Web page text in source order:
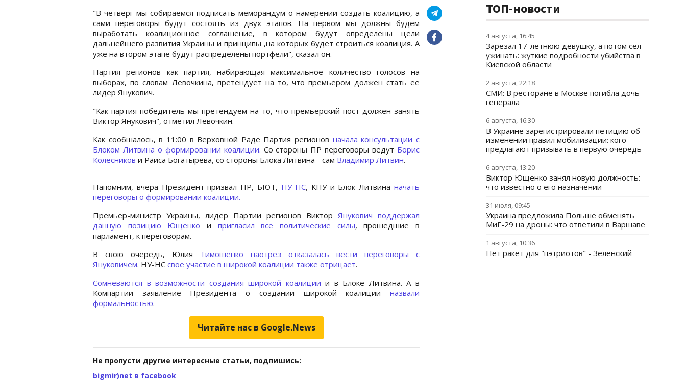
"В четверг мы собираемся подписать меморандум о намерении создать коалицию, а
сами переговоры будут состоять из двух этапов. На первом мы должны будем
выработать коалиционное соглашение, в котором будут определены цели
дальнейшего развития Украины и принципы ,на которых будет строиться коалиция. А
уже на втором этапе будут распределены портфели", сказал он.
Партия регионов как партия, набирающая максимальное количество голосов на
выборах, по словам Левочкина, претендует на то, что премьером должен стать ее
лидер Янукович.
"Как партия-победитель мы претендуем на то, что премьерский пост должен занять
Виктор Янукович", отметил Левочкин.
Как сообшалось, в 11:00 в Верховной Раде Партия регионов начала консультации с
Блоком Литвина о формировании коалиции. Со стороны ПР переговоры ведут Борис
Колесников и Раиса Богатырева, со стороны Блока Литвина - сам Владимир Литвин.
Напомним, вчера Президент призвал ПР, БЮТ, НУ-НС, КПУ и Блок Литвинаначать
переговоры о формировании коалиции.
Премьер-министр Украины, лидер Партии регионов Виктор Янукoвич поддержал
данную позицию Ющeнко и пригласил все политические силы, прошедшие в
парламент, к переговорам.
В свою очередь, Юлия Тимoшенко наотрез отказалась вести переговоры с
Януковичeм. НУ-НС свое участие в широкой коалиции также отрицает.
Сомневаются в возможности создания широкой коалиции и в Блоке Литвина. А в
Компартии заявление Президента о создании широкой коалиции назвали
формальностью.
Читайте нас в Google.News
Не пропусти другие интересные статьи, подпишись:
bigmir)net в facebook
ТОП-новости
4 августа, 16:45
Зарезал 17-летнюю девушку, а потом сел
ужинать: жуткие подробности убийства в
Киевской области
2 августа, 22:18
СМИ: В ресторане в Москве погибла дочь
генерала
6 августа, 16:30
В Украине зарегистрировали петицию об
изменении правил мобилизации: кого
предлагают призывать в первую очередь
6 августа, 13:20
Виктор Ющенко занял новую должность:
что известно о его назначении
31 июля, 09:45
Украина предложила Польше обменять
МиГ-29 на дроны: что ответили в Варшаве
1 августа, 10:36
Нет ракет для "пэтриотов" - Зеленский